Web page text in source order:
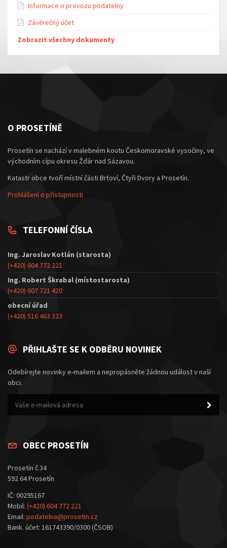
Informace o provozu podatelny
Závěrečný účet
Zobrazit všechny dokumenty
O PROSETÍNĚ
Prosetín se nachází v malebném koutu Českomoravské vysočiny, ve
východním cípu okresu Žďár nad Sázavou.
Katastr obce tvoří místní části Brťoví, Čtyři Dvory a Prosetín.
Prohlášení o přístupnosti
TELEFONNÍ ČÍSLA
Ing. Jaroslav Kotlán (starosta)
(+420) 604 772 221
Ing. Robert Škrabal (místostarosta)
(+420) 607 721 420
obecní úřad
(+420) 516 463 323
PŘIHLAŠTE SE K ODBĚRU NOVINEK
Odebírejte novinky e-mailem a nepropásněte žádnou událost v naší
obci.
OBEC PROSETÍN
Prosetín č.34
592 64 Prosetín
IČ: 00295167
Mobil: (+420) 604 772 221
Email: podatelna@prosetin.cz
Bank. účet: 161743390/0300 (ČSOB)